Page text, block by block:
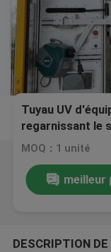
Tuyau UV
regarnissant le
rénovation
MOQ：1 unité
meilleur
DESCRIPTION